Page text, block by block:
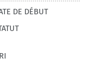
DE DÉBUT